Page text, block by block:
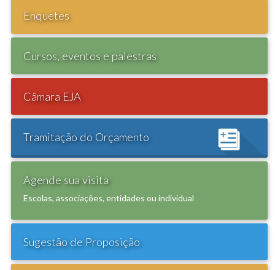
Enquetes
Cursos, eventos e palestras
Câmara EJA
Tramitação do Orçamento
Agende sua visita
Escolas, associações, entidades ou individual
Sugestão de Proposição